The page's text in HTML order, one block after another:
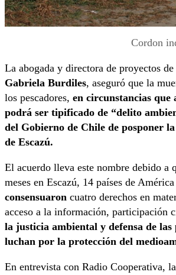
Cordon
La abogada y directora de proyectos
Gabriela Burdiles, aseguró que la
los pescadores, en circunstancias que
podrá ser tipificado de “delito
del Gobierno de Chile de posponer
de Escazú.
El acuerdo lleva este nombre debido a
meses en Escazú, 14 países de
consensuaron cuatro derechos en
acceso a la información, participación
la justicia ambiental y defensa de las
luchan por la protección del
En entrevista con Radio Cooperativa,